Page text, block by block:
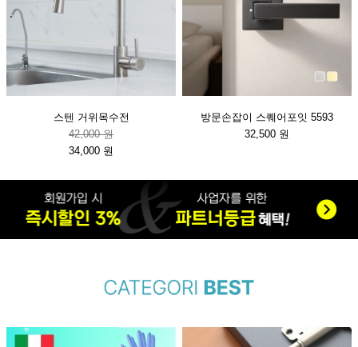
스텐 거위목수전
42,000 원
34,000 원
방문손잡이 스퀘어포잇 5593
32,500 원